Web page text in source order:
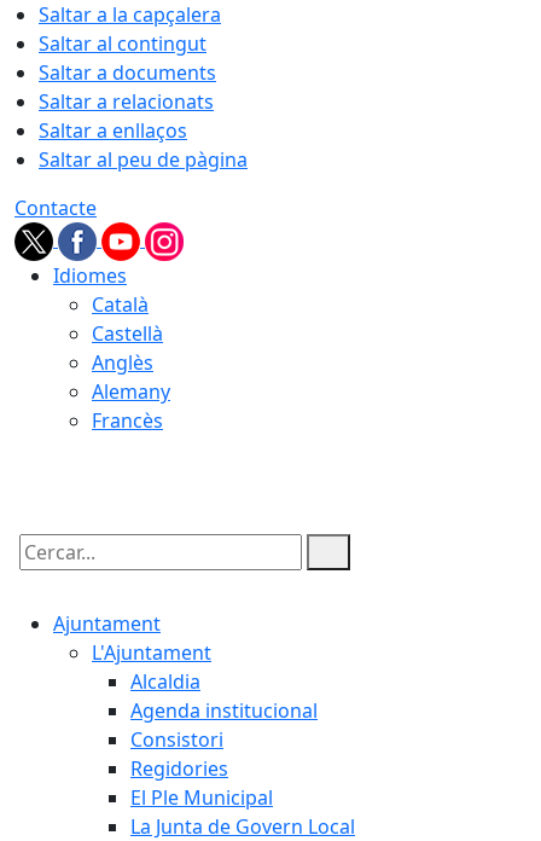
Saltar a la capçalera
Saltar al contingut
Saltar a documents
Saltar a relacionats
Saltar a enllaços
Saltar al peu de pàgina
Contacte
Idiomes
Català
Castellà
Anglès
Alemany
Francès
Cercar:
Ajuntament
L'Ajuntament
Alcaldia
Agenda institucional
Consistori
Regidories
El Ple Municipal
La Junta de Govern Local